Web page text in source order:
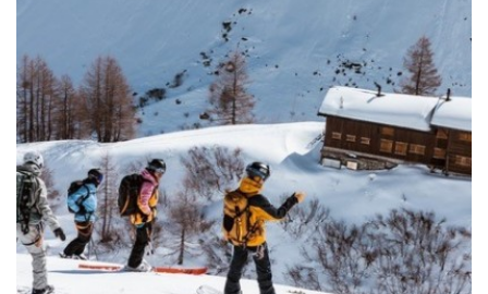
zorg gemaakt. One More is gemaakt van...